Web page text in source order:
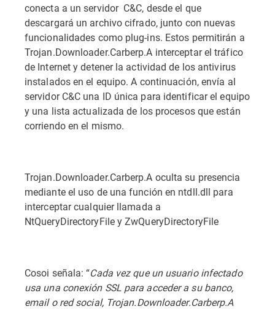
conecta a un servidor C&C, desde el que
descargará un archivo cifrado, junto con nuevas
funcionalidades como plug-ins. Estos permitirán a
Trojan.Downloader.Carberp.A interceptar el tráfico
de Internet y detener la actividad de los antivirus
instalados en el equipo. A continuación, envía al
servidor C&C una ID única para identificar el equipo
y una lista actualizada de los procesos que están
corriendo en el mismo.
Trojan.Downloader.Carberp.A oculta su presencia
mediante el uso de una función en ntdll.dll para
interceptar cualquier llamada a
NtQueryDirectoryFile y ZwQueryDirectoryFile
Cosoi señala: “Cada vez que un usuario infectado
usa una conexión SSL para acceder a su banco,
email o red social, Trojan.Downloader.Carberp.A